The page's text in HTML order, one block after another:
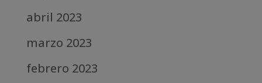
abril 2023
marzo 2023
febrero 2023